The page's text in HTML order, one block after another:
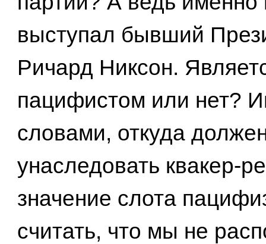
выступал бывший
Ричард Никсон.
пацифистом или нет?
словами, откуда
унаследовать квакер-
значение слота
считать, что мы не